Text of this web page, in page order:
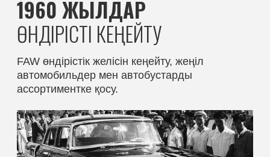
1990 ЖЫЛДАР
СТРАТЕГИЯЛЫҚ СЕРІКТЕСТІКТЕР